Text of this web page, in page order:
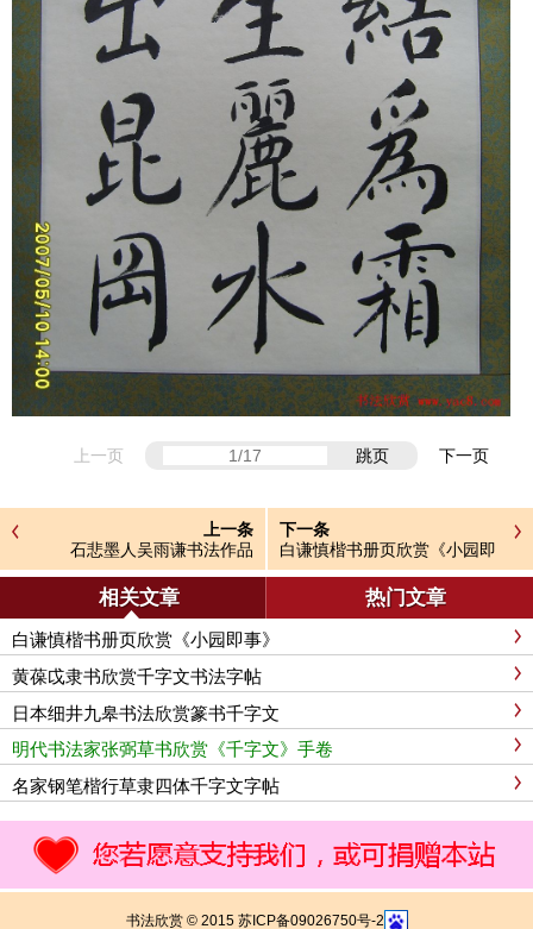
上一页 跳页 下一页
上一条
石悲墨人吴雨谦书法作品
下一条
白谦慎楷书册页欣赏《小园即
事》
相关文章 热门文章
白谦慎楷书册页欣赏《小园即事》
黄葆戉隶书欣赏千字文书法字帖
日本细井九皋书法欣赏篆书千字文
明代书法家张弼草书欣赏《千字文》手卷
名家钢笔楷行草隶四体千字文字帖
书法欣赏 © 2015 苏ICP备09026750号-2